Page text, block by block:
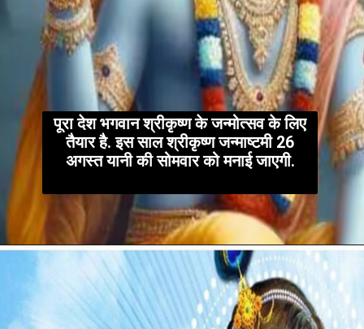
पूरा देश भगवान श्रीकृष्ण के जन्मोत्सव के लिए
तैयार है. इस साल श्रीकृष्ण जन्माष्टमी 26
अगस्त यानी की सोमवार को मनाई जाएगी.